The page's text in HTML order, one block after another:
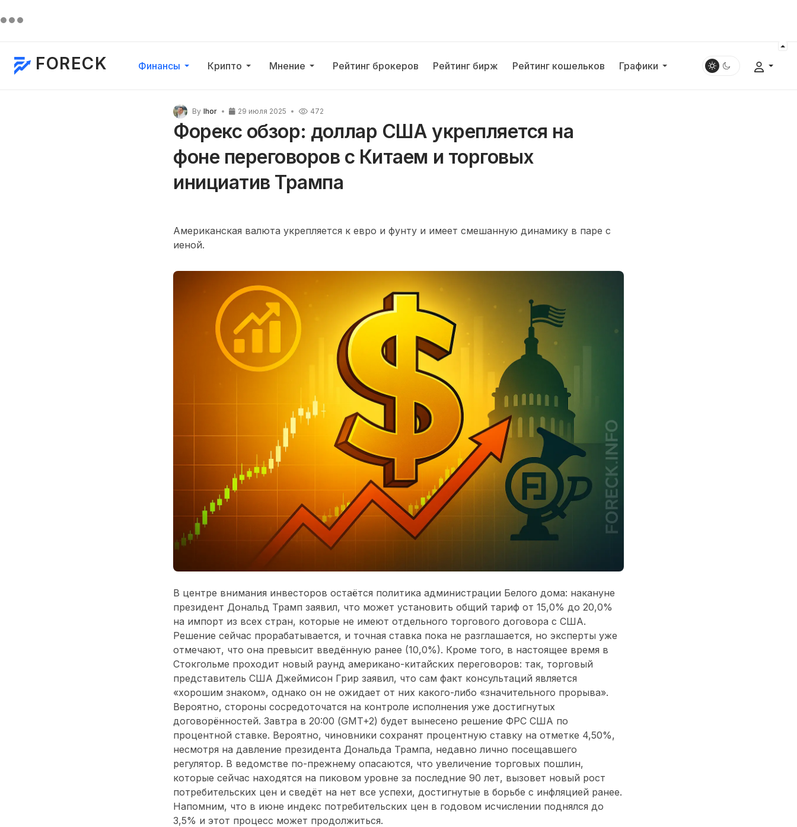
FORECK Финансы Крипто Мнение Рейтинг брокеров Рейтинг бирж Рейтинг кошельков Графики
By Ihor 29 июля 2025 472
Форекс обзор: доллар США укрепляется на
фоне переговоров с Китаем и торговых
инициатив Трампа
Американская валюта укрепляется к евро и фунту и имеет смешанную динамику в паре с
иеной.
В центре внимания инвесторов остаётся политика администрации Белого дома: накануне
президент Дональд Трамп заявил, что может установить общий тариф от 15,0% до 20,0%
на импорт из всех стран, которые не имеют отдельного торгового договора с США.
Решение сейчас прорабатывается, и точная ставка пока не разглашается, но эксперты уже
отмечают, что она превысит введённую ранее (10,0%). Кроме того, в настоящее время в
Стокгольме проходит новый раунд американо-китайских переговоров: так, торговый
представитель США Джеймисон Грир заявил, что сам факт консультаций является
«хорошим знаком», однако он не ожидает от них какого-либо «значительного прорыва».
Вероятно, стороны сосредоточатся на контроле исполнения уже достигнутых
договорённостей. Завтра в 20:00 (GMT+2) будет вынесено решение ФРС США по
процентной ставке. Вероятно, чиновники сохранят процентную ставку на отметке 4,50%,
несмотря на давление президента Дональда Трампа, недавно лично посещавшего
регулятор. В ведомстве по-прежнему опасаются, что увеличение торговых пошлин,
которые сейчас находятся на пиковом уровне за последние 90 лет, вызовет новый рост
потребительских цен и сведёт на нет все успехи, достигнутые в борьбе с инфляцией ранее.
Напомним, что в июне индекс потребительских цен в годовом исчислении поднялся до
3,5% и этот процесс может продолжиться.